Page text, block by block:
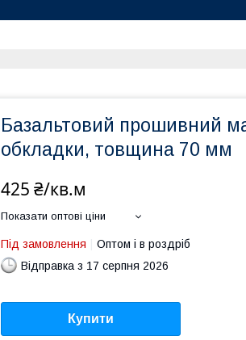
Базальтовий прошивний
обкладки, товщина 70 мм
425 ₴/кв.м
Показати оптові ціни
Під замовлення
Оптом і в роздріб
Відправка з 17 серпня 2026
Купити